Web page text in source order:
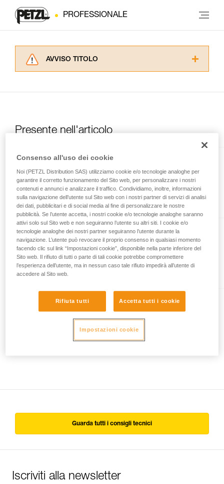
PROFESSIONALE
AVVISO TITOLO
La padronanza di queste tecniche richiede una
capacità di rifare la manovra, da soli, in piena
sicurezza, prima di riprodurla autonomamente.
Forniamo esempi di tecniche relative alla vostra
attività. Ne possono esistere altre che non
vengono qui descritte.
Presente nell'articolo
AXIS 11 mm
Corda semistatica di buona
prensilità per i lavori in quota
PARALLEL 10.5 mm
Corda semistatica flessibile e
leggera per l’accesso difficile
BEAM 11 mm
Fune semistatica ad alta
resistenza e di buona prensilità
per il soccorso
Guarda tutti i consigli tecnici
Iscriviti alla newsletter
Consenso all'uso dei cookie
Noi (PETZL Distribution SAS) utilizziamo cookie e/o tecnologie analoghe per
garantire il corretto funzionamento del Sito web, per personalizzare i nostri
contenuti e annunci e analizzare il traffico. Condividiamo, inoltre, informazioni
sulla navigazione dell’utente sul Sito web con i nostri partner di servizi di analisi
dei dati, pubblicitari e di social media al fine di personalizzare le nostre
pubblicità. Se l’utente accetta, i nostri cookie e/o tecnologie analoghe saranno
attivi solo sul Sito web e non seguiranno l’utente su altri siti. I cookie e/o
tecnologie analoghe dei nostri partner seguiranno l’utente durante la
navigazione. L’utente può revocare il proprio consenso in qualsiasi momento
facendo clic sul link “Impostazioni cookie”, disponibile nella parte inferiore del
Sito web. Il rifiuto di tutti o parte di tali cookie potrebbe compromettere
l’esperienza dell’utente, ma in nessun caso tale rifiuto impedirà all’utente di
accedere al Sito web.
Rifiuta tutti Accetta tutti i cookie
Impostazioni cookie